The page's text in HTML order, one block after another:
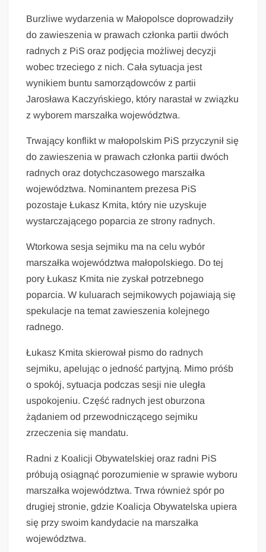
Burzliwe wydarzenia w Małopolsce doprowadziły
do zawieszenia w prawach członka partii dwóch
radnych z PiS oraz podjęcia możliwej decyzji
wobec trzeciego z nich. Cała sytuacja jest
wynikiem buntu samorządowców z partii
Jarosława Kaczyńskiego, który narastał w związku
z wyborem marszałka województwa.
Trwający konflikt w małopolskim PiS przyczynił się
do zawieszenia w prawach członka partii dwóch
radnych oraz dotychczasowego marszałka
województwa. Nominantem prezesa PiS
pozostaje Łukasz Kmita, który nie uzyskuje
wystarczającego poparcia ze strony radnych.
Wtorkowa sesja sejmiku ma na celu wybór
marszałka województwa małopolskiego. Do tej
pory Łukasz Kmita nie zyskał potrzebnego
poparcia. W kuluarach sejmikowych pojawiają się
spekulacje na temat zawieszenia kolejnego
radnego.
Łukasz Kmita skierował pismo do radnych
sejmiku, apelując o jedność partyjną. Mimo próśb
o spokój, sytuacja podczas sesji nie uległa
uspokojeniu. Część radnych jest oburzona
żądaniem od przewodniczącego sejmiku
zrzeczenia się mandatu.
Radni z Koalicji Obywatelskiej oraz radni PiS
próbują osiągnąć porozumienie w sprawie wyboru
marszałka województwa. Trwa również spór po
drugiej stronie, gdzie Koalicja Obywatelska upiera
się przy swoim kandydacie na marszałka
województwa.